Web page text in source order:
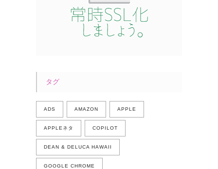
タグ
ADS AMAZON APPLE
APPLEネタ COPILOT
DEAN & DELUCA HAWAII
GOOGLE CHROME